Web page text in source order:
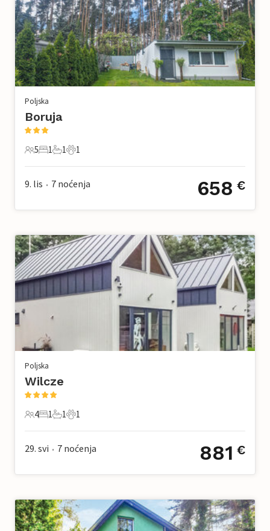
Poljska
Boruja
5 Gosti
5
1 Spavaća soba
1
1 Kupaonica
1
1 Kućni ljubimac
1
9. lis • 7 noćenja 658 €
Poljska
Wilcze
4 Gosti
4
1 Spavaća soba
1
1 Kupaonica
1
1 Kućni ljubimac
1
29. svi • 7 noćenja 881 €